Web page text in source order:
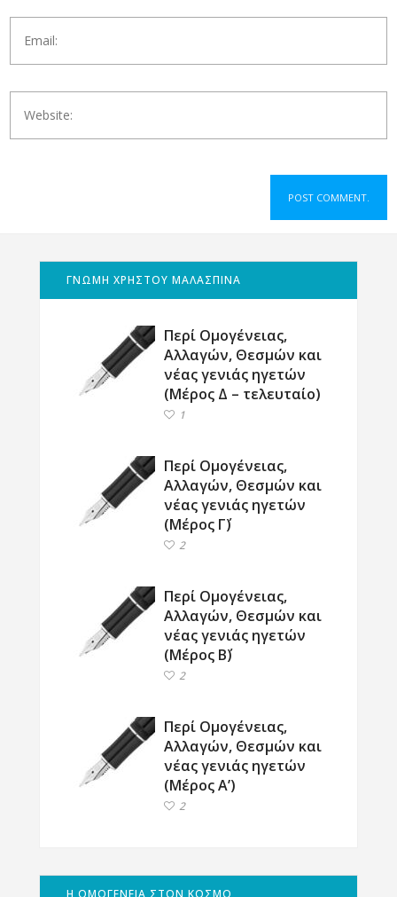
ΓΝΩΜΗ ΧΡΗΣΤΟΥ ΜΑΛΑΣΠΙΝΑ
Περί Ομογένειας,
Αλλαγών, Θεσμών και
νέας γενιάς ηγετών
(Μέρος Δ – τελευταίο)
1
Περί Ομογένειας,
Αλλαγών, Θεσμών και
νέας γενιάς ηγετών
(Μέρος Γ΄)
2
Περί Ομογένειας,
Αλλαγών, Θεσμών και
νέας γενιάς ηγετών
(Μέρος Β΄)
2
Περί Ομογένειας,
Αλλαγών, Θεσμών και
νέας γενιάς ηγετών
(Μέρος Α’)
2
Η ΟΜΟΓΕΝΕΙΑ ΣΤΟΝ ΚΟΣΜΟ